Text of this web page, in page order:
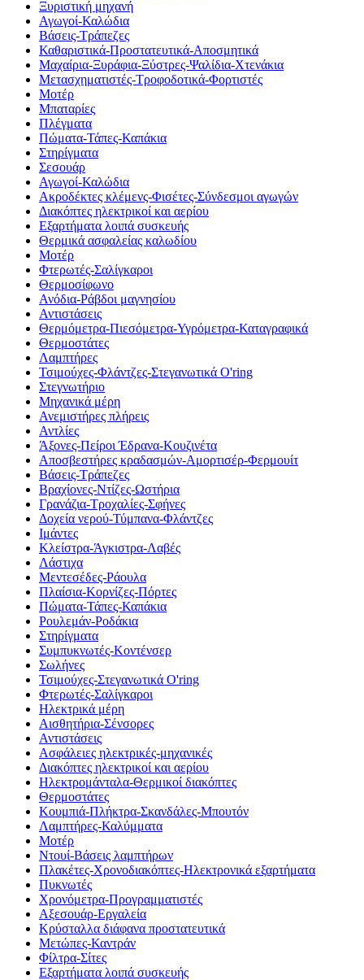
Ξυριστική μηχανή
Αγωγοί-Καλώδια
Βάσεις-Τράπεζες
Καθαριστικά-Προστατευτικά-Αποσμητικά
Μαχαίρια-Ξυράφια-Ξύστρες-Ψαλίδια-Χτενάκια
Μετασχηματιστές-Τροφοδοτικά-Φορτιστές
Μοτέρ
Μπαταρίες
Πλέγματα
Πώματα-Τάπες-Καπάκια
Στηρίγματα
Σεσουάρ
Αγωγοί-Καλώδια
Ακροδέκτες κλέμενς-Φισέτες-Σύνδεσμοι αγωγών
Διακόπτες ηλεκτρικοί και αερίου
Εξαρτήματα λοιπά συσκευής
Θερμικά ασφαλείας καλωδίου
Μοτέρ
Φτερωτές-Σαλίγκαροι
Θερμοσίφωνο
Ανόδια-Ράβδοι μαγνησίου
Αντιστάσεις
Θερμόμετρα-Πιεσόμετρα-Υγρόμετρα-Καταγραφικά
Θερμοστάτες
Λαμπτήρες
Τσιμούχες-Φλάντζες-Στεγανωτικά O'ring
Στεγνωτήριο
Μηχανικά μέρη
Ανεμιστήρες πλήρεις
Αντλίες
Άξονες-Πείροι Έδρανα-Κουζινέτα
Αποσβεστήρες κραδασμών-Αμορτισέρ-Φερμουίτ
Βάσεις-Τράπεζες
Βραχίονες-Ντίζες-Ωστήρια
Γρανάζια-Τροχαλίες-Σφήνες
Δοχεία νερού-Τύμπανα-Φλάντζες
Ιμάντες
Κλείστρα-Άγκιστρα-Λαβές
Λάστιχα
Μεντεσέδες-Ράουλα
Πλαίσια-Κορνίζες-Πόρτες
Πώματα-Τάπες-Καπάκια
Ρουλεμάν-Ροδάκια
Στηρίγματα
Συμπυκνωτές-Κοντένσερ
Σωλήνες
Τσιμούχες-Στεγανωτικά O'ring
Φτερωτές-Σαλίγκαροι
Ηλεκτρικά μέρη
Αισθητήρια-Σένσορες
Αντιστάσεις
Ασφάλειες ηλεκτρικές-μηχανικές
Διακόπτες ηλεκτρικοί και αερίου
Ηλεκτρομάνταλα-Θερμικοί διακόπτες
Θερμοστάτες
Κουμπιά-Πλήκτρα-Σκανδάλες-Μπουτόν
Λαμπτήρες-Καλύμματα
Μοτέρ
Ντουί-Βάσεις λαμπτήρων
Πλακέτες-Χρονοδιακόπτες-Ηλεκτρονικά εξαρτήματα
Πυκνωτές
Χρονόμετρα-Προγραμματιστές
Αξεσουάρ-Εργαλεία
Κρύσταλλα διάφανα προστατευτικά
Μετώπες-Καντράν
Φίλτρα-Σίτες
Εξαρτήματα λοιπά συσκευής